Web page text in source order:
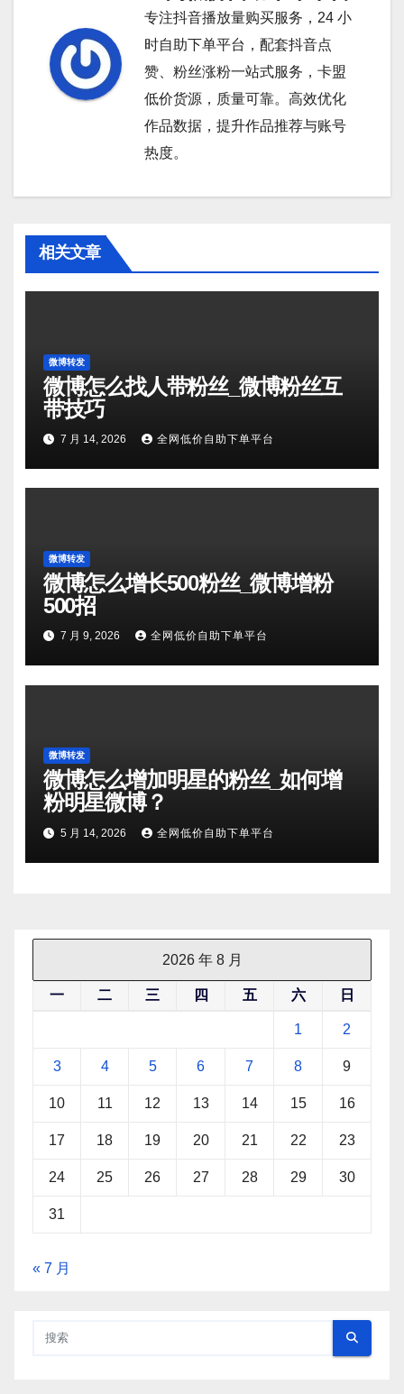
专注抖音播放量购买服务，24 小
时自助下单平台，配套抖音点
赞、粉丝涨粉一站式服务，卡盟
低价货源，质量可靠。高效优化
作品数据，提升作品推荐与账号
热度。
相关文章
微博转发
微博怎么找人带粉丝_微博粉丝互
带技巧
7 月 14, 2026 全网低价自助下单平台
微博转发
微博怎么增长500粉丝_微博增粉
500招
7 月 9, 2026 全网低价自助下单平台
微博转发
微博怎么增加明星的粉丝_如何增
粉明星微博？
5 月 14, 2026 全网低价自助下单平台
2026 年 8 月
一 二 三 四 五 六 日
1 2
3 4 5 6 7 8 9
10 11 12 13 14 15 16
17 18 19 20 21 22 23
24 25 26 27 28 29 30
31
« 7 月